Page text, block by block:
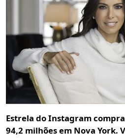
Estrela do Instagram
94,2 milhões em Nova York.